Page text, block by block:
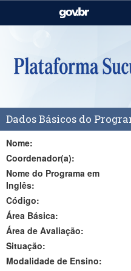
Casa Civil
Pecuária e
Dados Básicos do
Nome:
Coordenador(a):
Nome do Programa em
Inglês:
Código:
Área Básica:
Área de Avaliação:
Situação:
Modalidade de Ensino: